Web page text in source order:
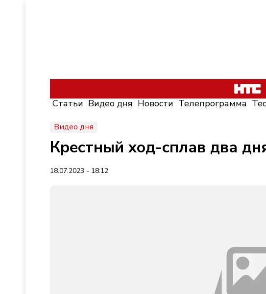
Статьи Видео дня Новости Телепрограмма
Видео дня
Крестный ход-сплав два
18.07.2023 - 18:12